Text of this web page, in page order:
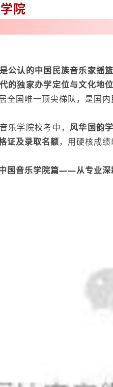
院
公认的中国民族音乐家摇
的独家办学定位与文化地位
全国唯一顶尖梯队，是国
乐学院校考中， 风华国韵
证及录取名额，用硬核成
国音乐学院篇——从专业深